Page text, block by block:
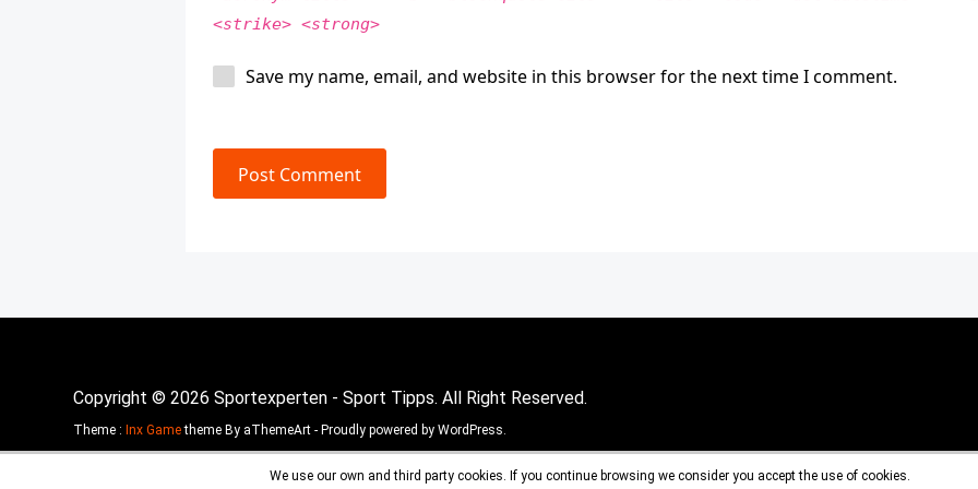
<strike> <strong>
Save my name, email, and website in this browser for the next time I comment.
Post Comment
Copyright © 2026 Sportexperten - Sport Tipps. All Right Reserved.
Theme : Inx Gametheme By aThemeArt - Proudly powered by WordPress.
We use our own and third party cookies. If you continue browsing we consider you accept the use of cookies.